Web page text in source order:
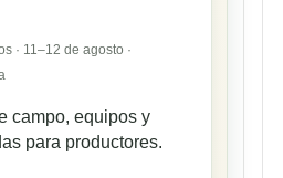
· 11–12 de agosto ·
campo, equipos y
para productores.